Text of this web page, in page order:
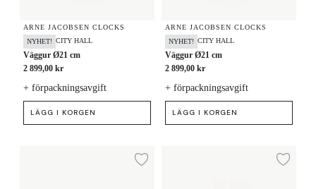
ARNE JACOBSEN CLOCKS
NYHET! CITY HALL
Väggur Ø21 cm
2 899,00 kr
+ förpackningsavgift
LÄGG I KORGEN
ARNE JACOBSEN CLOCKS
NYHET! CITY HALL
Väggur Ø21 cm
2 899,00 kr
+ förpackningsavgift
LÄGG I KORGEN
Lägg till i önskelista
Bordsflagga dansk H30 cm